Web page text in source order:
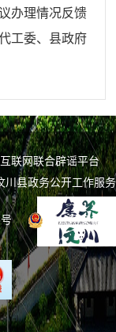
办理情况反馈
工委、 县政府
联网联合辟谣平台
县政务公开工作服务
川公网安备